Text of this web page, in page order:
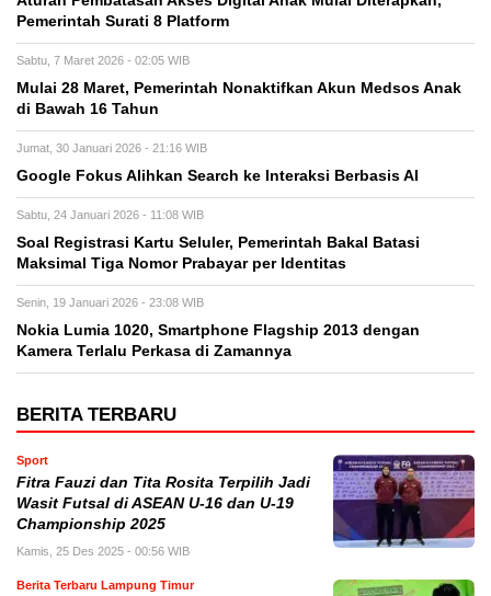
Pemerintah Surati 8 Platform
Sabtu, 7 Maret 2026 - 02:05 WIB
Mulai 28 Maret, Pemerintah Nonaktifkan Akun Medsos Anak
di Bawah 16 Tahun
Jumat, 30 Januari 2026 - 21:16 WIB
Google Fokus Alihkan Search ke Interaksi Berbasis AI
Sabtu, 24 Januari 2026 - 11:08 WIB
Soal Registrasi Kartu Seluler, Pemerintah Bakal Batasi
Maksimal Tiga Nomor Prabayar per Identitas
Senin, 19 Januari 2026 - 23:08 WIB
Nokia Lumia 1020, Smartphone Flagship 2013 dengan
Kamera Terlalu Perkasa di Zamannya
BERITA TERBARU
Sport
Fitra Fauzi dan Tita Rosita Terpilih Jadi
Wasit Futsal di ASEAN U-16 dan U-19
Championship 2025
Kamis, 25 Des 2025 - 00:56 WIB
Berita Terbaru Lampung Timur